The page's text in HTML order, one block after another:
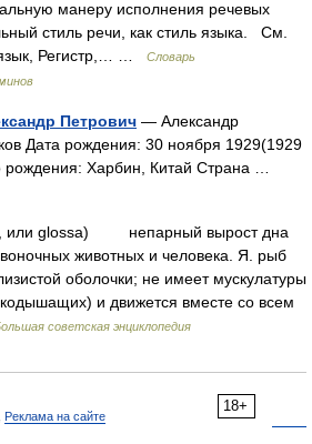
манеру исполнения речевых
стиль речи, как стиль языка. См.
Регистр,… …
Словарь
Петрович — Александр
Дата рождения: 30 ноября 1929(1929
рождения: Харбин, Китай Страна …
или glossa) непарный вырост дна
животных и человека. Я. рыб
оболочки; не имеет мускулатуры
и движется вместе со всем
советская энциклопедия
18+
Реклама на сайте